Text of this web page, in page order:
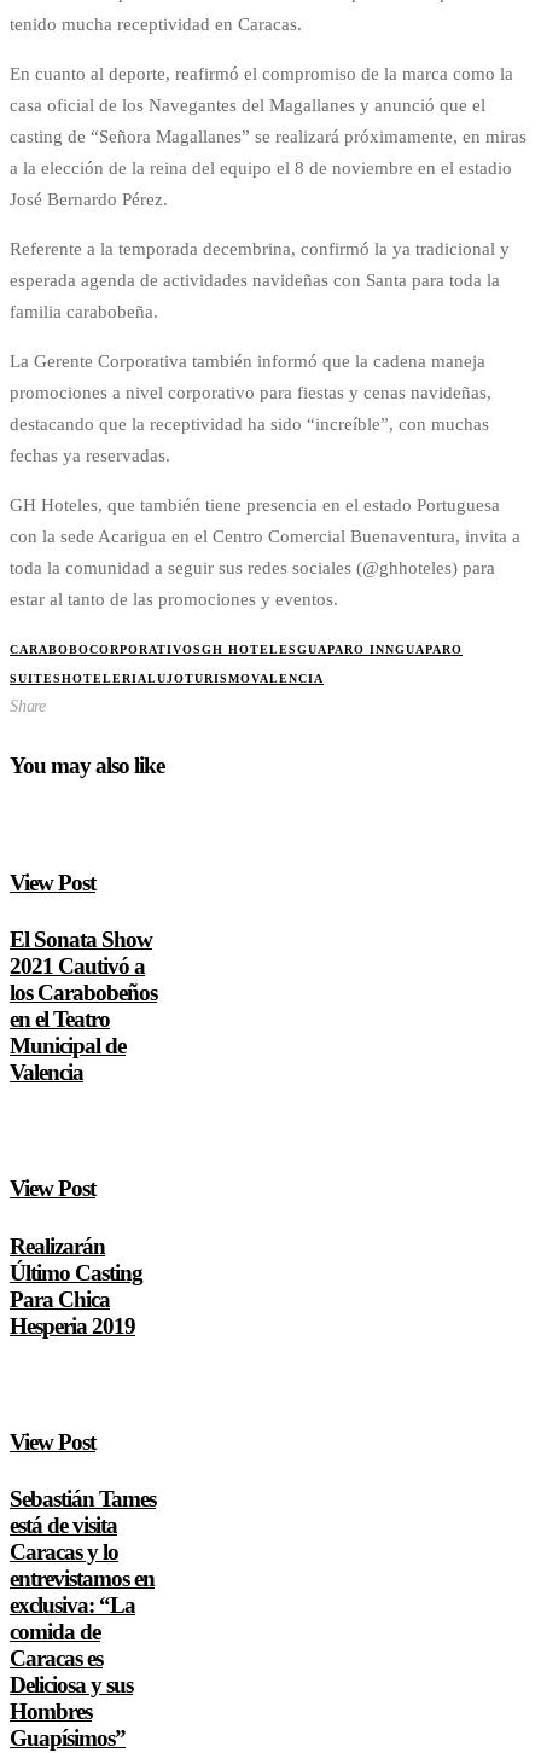
tenido mucha receptividad en Caracas.
En cuanto al deporte, reafirmó el compromiso de la marca como la
casa oficial de los Navegantes del Magallanes y anunció que el
casting de “Señora Magallanes” se realizará próximamente, en miras
a la elección de la reina del equipo el 8 de noviembre en el estadio
José Bernardo Pérez.
Referente a la temporada decembrina, confirmó la ya tradicional y
esperada agenda de actividades navideñas con Santa para toda la
familia carabobeña.
La Gerente Corporativa también informó que la cadena maneja
promociones a nivel corporativo para fiestas y cenas navideñas,
destacando que la receptividad ha sido “increíble”, con muchas
fechas ya reservadas.
GH Hoteles, que también tiene presencia en el estado Portuguesa
con la sede Acarigua en el Centro Comercial Buenaventura, invita a
toda la comunidad a seguir sus redes sociales (@ghhoteles) para
estar al tanto de las promociones y eventos.
CARABOBOCORPORATIVOSGH HOTELESGUAPARO INNGUAPARO
SUITESHOTELERIALUJOTURISMOVALENCIA
Share
You may also like
View Post
El Sonata Show
2021 Cautivó a
los Carabobeños
en el Teatro
Municipal de
Valencia
View Post
Realizarán
Último Casting
Para Chica
Hesperia 2019
View Post
Sebastián Tames
está de visita
Caracas y lo
entrevistamos en
exclusiva: “La
comida de
Caracas es
Deliciosa y sus
Hombres
Guapísimos”